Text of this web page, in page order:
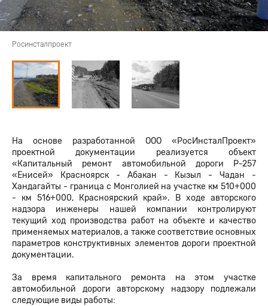
Росинсталпроект
На основе разработанной ООО «РосИнсталПроект»
проектной документации реализуется объект
«Капитальный ремонт автомобильной дороги Р-257
«Енисей» Красноярск - Абакан - Кызыл - Чадан -
Хандагайты - граница с Монголией на участке км 510+000
- км 516+000, Красноярский край». В ходе авторского
надзора инженеры нашей компании контролируют
текущий ход производства работ на объекте и качество
применяемых материалов, а также соответствие основных
параметров конструктивных элементов дороги проектной
документации.
За время капитального ремонта на этом участке
автомобильной дороги авторскому надзору подлежали
следующие виды работы: